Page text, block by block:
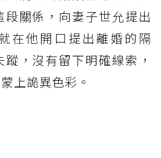
關係，向妻子世允提出
在他開口提出離婚的隔
，沒有留下明確線索，
上詭異色彩。